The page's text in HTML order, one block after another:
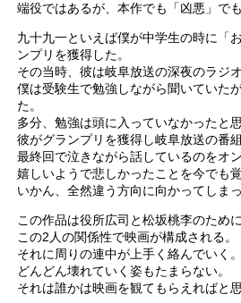
端役ではあるが、本作でも「凶悪」で
九十九一といえば僕が中学生の時に「
ンプリを獲得した。
その当時、彼は岐阜放送の深夜のラジ
僕は受験生で勉強しながら聞いていた
た。
多分、勉強は頭に入っていなかったと思
彼がグランプリを獲得し岐阜放送の番
最終回で泣きながら話しているのをオ
嬉しいようで悲しかったことを今でも
いかん、全然違う方向に向かってしま
この作品は役所広司と松坂桃李のため
この2人の関係性で映画が構成される。
それに周りの連中が上手く絡んでいく。
どんどん壊れていく姿もたまらない。
それは誰かは映画を観てもらえればと思